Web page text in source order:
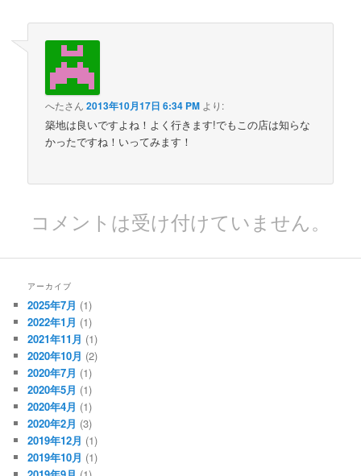
へたさん 2013年10月17日 6:34 PM より:
築地は良いですよね！よく行きます!でもこの店は知らな
かったですね！いってみます！
コメントは受け付けていません。
アーカイブ
2025年7月 (1)
2022年1月 (1)
2021年11月 (1)
2020年10月 (2)
2020年7月 (1)
2020年5月 (1)
2020年4月 (1)
2020年2月 (3)
2019年12月 (1)
2019年10月 (1)